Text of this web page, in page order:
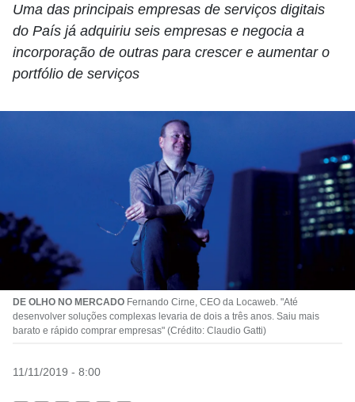
Uma das principais empresas de serviços digitais
do País já adquiriu seis empresas e negocia a
incorporação de outras para crescer e aumentar o
portfólio de serviços
DE OLHO NO MERCADO Fernando Cirne, CEO da Locaweb. "Até
desenvolver soluções complexas levaria de dois a três anos. Saiu mais
barato e rápido comprar empresas" (Crédito: Claudio Gatti)
11/11/2019 - 8:00